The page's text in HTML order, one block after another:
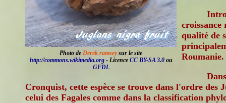
Photo de Derek ramseysur le site
http://commons.wikimedia.org- Licence CC BY-SA 3.0ou
GFDL
croissance
qualité de
Roumanie.
Cronquist, cette espèce se trouve dans l'ordre des
celui des Fagales comme dans la classification